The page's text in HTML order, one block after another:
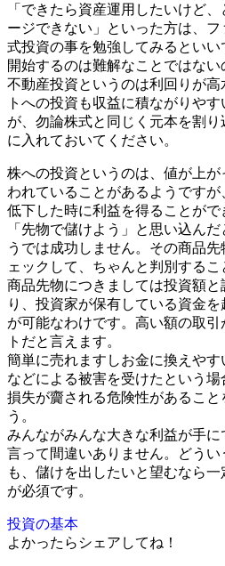
「できたら資産運用したいけど
ージできない」といった方は、
式投資の事を勉強してみるとい
開始するのは難解なことではない
不動産投資というのは利回りが
トへの投資も収益に積ながりや
が、勿論株式と同じく元本を割
に入れておいてください。
株への投資というのは、値が上
われていることがあるようです
低下した時に利益を得ることがで
「先物で儲けよう」と思い込ん
うでは成功しません。その商品
ェックして、ちゃんと判別するこ
商品先物につきましては投資額
り、投資家が保有している資金
が可能なわけです。高い額の取
トだと言えます。
簡単に売れますしお金に換えや
などによる被害を受けたという
損失が齎される危険性があること
う。
みんながみんな大きな利益が手
言って間違いありません。どう
も、儲けを出したいと望むなら
が必須です。
投資の基本
よかったらシェアしてね！